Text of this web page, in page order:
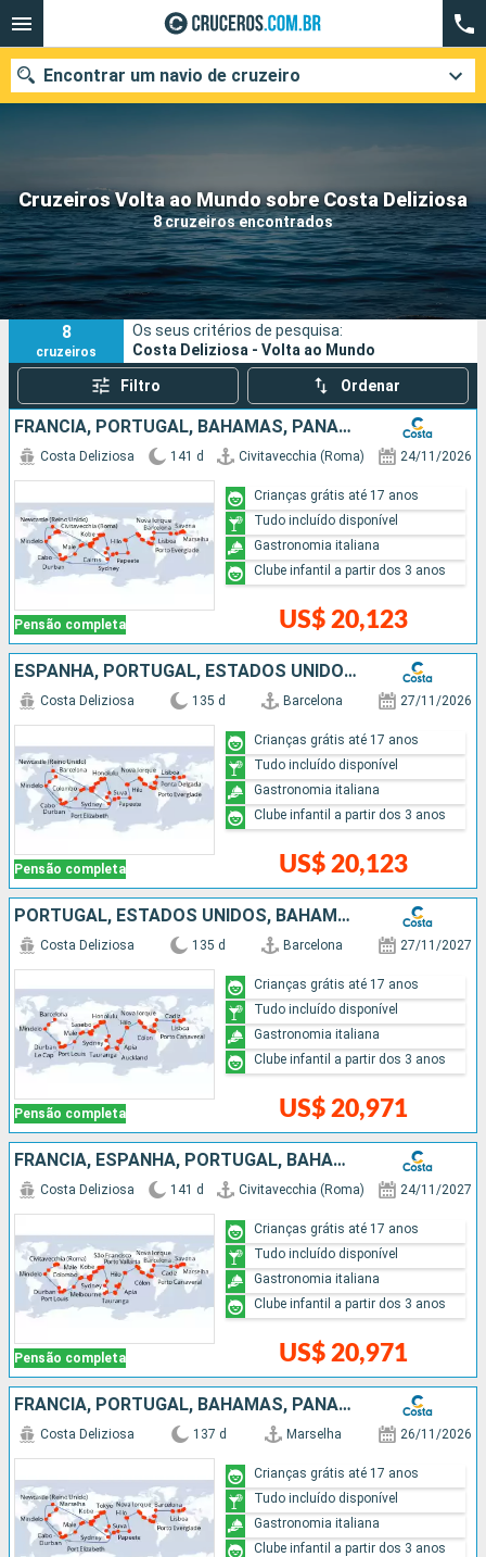
Cruzeiros Volta ao Mundo sobre Costa Deliziosa
8 cruzeiros encontrados
Encontrar um navio de cruzeiro
Quando ir?
Data de partida
Cidades Companhias
Pesquisar
8
cruzeiros
Os seus critérios de pesquisa:
Costa Deliziosa - Volta ao Mundo
Filtro Ordenar
FRANCIA, PORTUGAL, BAHAMAS, PANAMÁ, COSTA RICA, GUATEMALA, MÉXICO, ESTADOS UNIDOS, FIDJI (ILHAS), NOVA CALEDÔNIA, AUSTRÁLIA, PAPUA NOVA GUINÉ, JAPÃO, TAIWAN, CHINA, VITENÃ, TAILÃNDIA, SINGAPURA, MALÁS
Pensão completa
Costa Deliziosa 141 d Civitavecchia (Roma) 24/11/2026
US$ 20,123
Crianças grátis até 17 anos
Tudo incluído disponível
Gastronomia italiana
Clube infantil a partir dos 3 anos
ESPANHA, PORTUGAL, ESTADOS UNIDOS, BAHAMAS, PANAMÁ, COSTA RICA, GUATEMALA, MÉXICO, FRANCIA, FIDJI (ILHAS), NOVA CALEDÔNIA, AUSTRÁLIA, PAPUA NOVA GUINÉ, JAPÃO, TAIWAN, CHINA, VITENÃ, TAILÃNDIA, SINGAPU
Pensão completa
Costa Deliziosa 135 d Barcelona 27/11/2026
US$ 20,123
Crianças grátis até 17 anos
Tudo incluído disponível
Gastronomia italiana
Clube infantil a partir dos 3 anos
PORTUGAL, ESTADOS UNIDOS, BAHAMAS, PANAMÁ, COSTA RICA, GUATEMALA, MÉXICO, SAMOA, FIDJI (ILHAS), TONGA, NOVA ZELÂNDIA, AUSTRÁLIA, PAPUA NOVA GUINÉ, JAPÃO, TAIWAN, CHINA, VITENÃ, SINGAPURA, MALÁSIA, TAI
Pensão completa
Costa Deliziosa 135 d Barcelona 27/11/2027
US$ 20,971
Crianças grátis até 17 anos
Tudo incluído disponível
Gastronomia italiana
Clube infantil a partir dos 3 anos
FRANCIA, ESPANHA, PORTUGAL, BAHAMAS, PANAMÁ, COSTA RICA, GUATEMALA, MÉXICO, ESTADOS UNIDOS, SAMOA, FIDJI (ILHAS), TONGA, NOVA ZELÂNDIA, AUSTRÁLIA, PAPUA NOVA GUINÉ, JAPÃO, TAIWAN, CHINA, VITENÃ, SINGA
Pensão completa
Costa Deliziosa 141 d Civitavecchia (Roma) 24/11/2027
US$ 20,971
Crianças grátis até 17 anos
Tudo incluído disponível
Gastronomia italiana
Clube infantil a partir dos 3 anos
FRANCIA, PORTUGAL, BAHAMAS, PANAMÁ, COSTA RICA, GUATEMALA, MÉXICO, ESTADOS UNIDOS, FIDJI (ILHAS), NOVA CALEDÔNIA, AUSTRÁLIA, PAPUA NOVA GUINÉ, JAPÃO, TAIWAN, CHINA, VITENÃ, TAILÃNDIA, SINGAPURA, MALÁS
Costa Deliziosa 137 d Marselha 26/11/2026
Crianças grátis até 17 anos
Tudo incluído disponível
Gastronomia italiana
Clube infantil a partir dos 3 anos